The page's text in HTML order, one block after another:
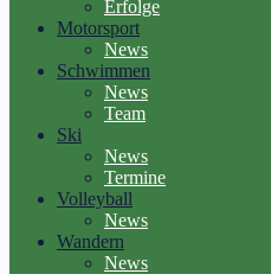
Erfolge
Motorsport
News
Schwimmen
News
Team
Ski
News
Termine
Volleyball
News
Wandern
News